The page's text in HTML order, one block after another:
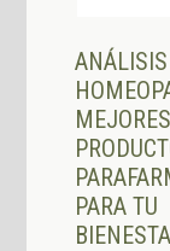
MEJORES
PARA TU